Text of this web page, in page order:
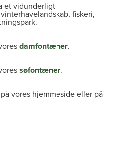
et vidunderligt
fiskeri,
damfontæner.
søfontæner.
vores hjemmeside eller på